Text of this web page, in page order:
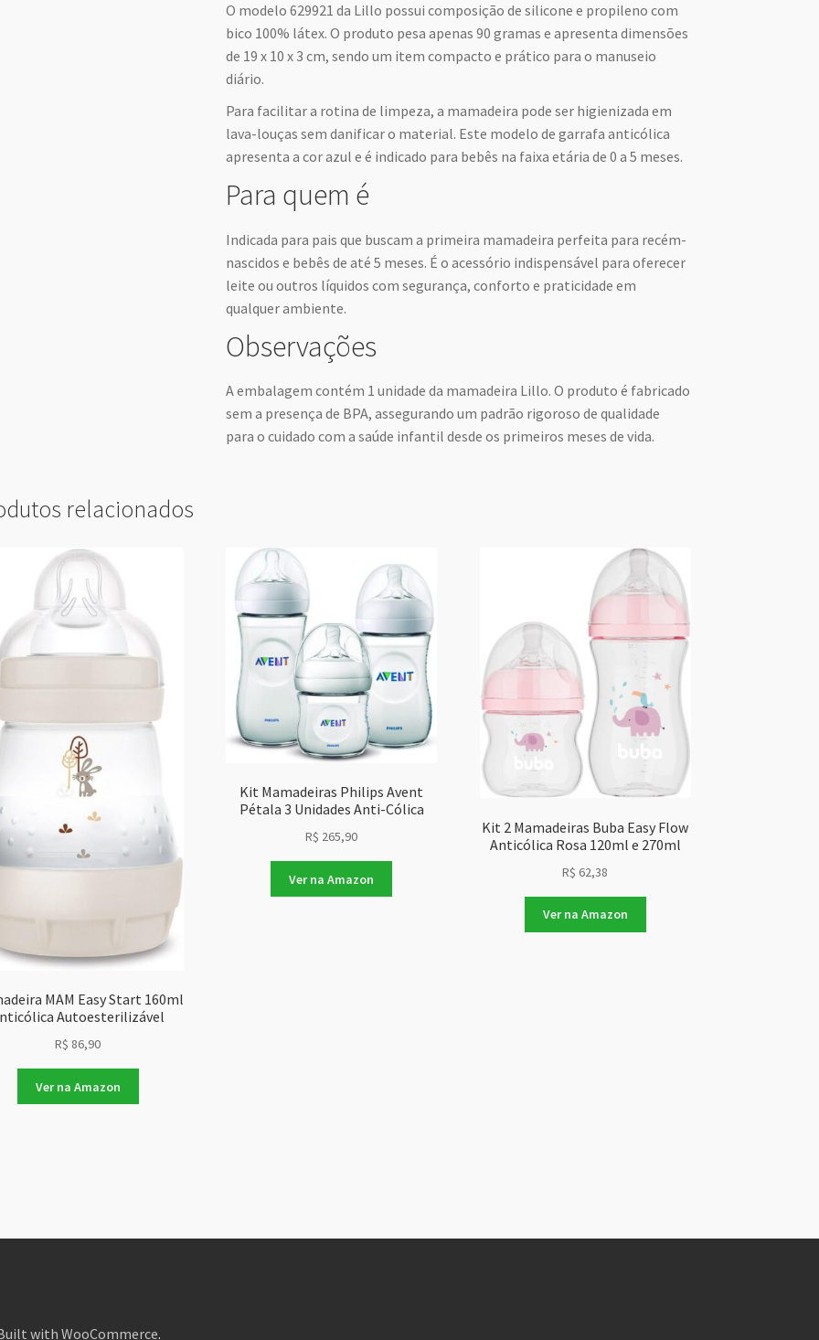
O modelo 629921 da Lillo possui composição de silicone e propileno com
bico 100% látex. O produto pesa apenas 90 gramas e apresenta dimensões
de 19 x 10 x 3 cm, sendo um item compacto e prático para o manuseio
diário.
Para facilitar a rotina de limpeza, a mamadeira pode ser higienizada em
lava-louças sem danificar o material. Este modelo de garrafa anticólica
apresenta a cor azul e é indicado para bebês na faixa etária de 0 a 5 meses.
Para quem é
Indicada para pais que buscam a primeira mamadeira perfeita para recém-
nascidos e bebês de até 5 meses. É o acessório indispensável para oferecer
leite ou outros líquidos com segurança, conforto e praticidade em
qualquer ambiente.
Observações
A embalagem contém 1 unidade da mamadeira Lillo. O produto é fabricado
sem a presença de BPA, assegurando um padrão rigoroso de qualidade
para o cuidado com a saúde infantil desde os primeiros meses de vida.
relacionados
MAM Easy Start 160ml
Autoesterilizável
R$ 86,90
Ver na Amazon
Kit Mamadeiras Philips Avent
Pétala 3 Unidades Anti-Cólica
R$ 265,90
Ver na Amazon
Kit 2 Mamadeiras Buba Easy Flow
Anticólica Rosa 120ml e 270ml
R$ 62,38
Ver na Amazon
with WooCommerce.